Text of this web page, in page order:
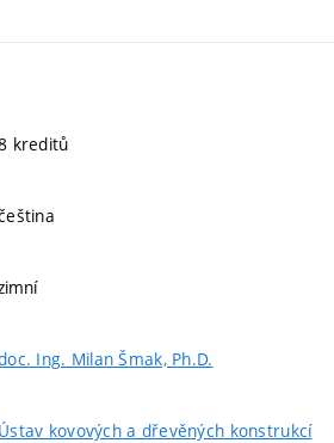
kreditů
Ing. Milan Šmak, Ph.D.
Ústav kovových a dřevěných konstrukcí